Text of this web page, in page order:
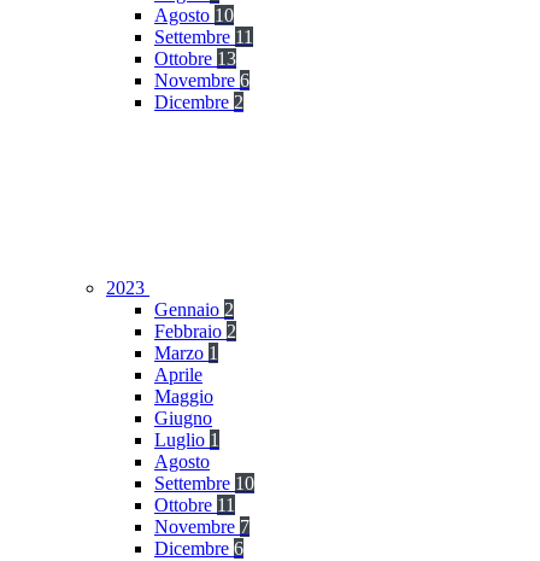
Agosto 10
Settembre 11
Ottobre 13
Novembre 6
Dicembre 2
2023
Gennaio 2
Febbraio 2
Marzo 1
Aprile
Maggio
Giugno
Luglio 1
Agosto
Settembre 10
Ottobre 11
Novembre 7
Dicembre 6